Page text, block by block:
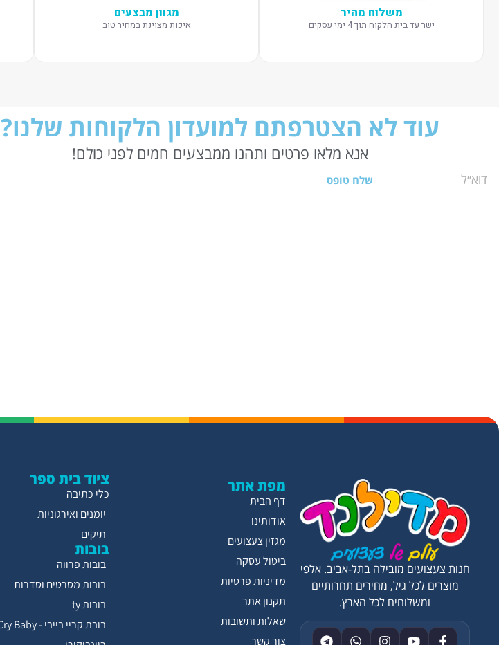
משלוח מהיר
ישר עד בית הלקוח תוך 4 ימי עסקים
מגוון מבצעים
איכות מצוינת במחיר טוב
עוד לא הצטרפתם למועדון הלקוחות שלנו?
אנא מלאו פרטים ותהנו ממבצעים חמים לפני כולם!
שלח טופס
ציוד בית ספר
כלי כתיבה
יומנים ואירגוניות
תיקים
בובות
בובות פרווה
בובות מסרטים וסדרות
בובות ty
בובת קריי בייבי - Cry Baby
מפת אתר
דף הבית
אודותינו
מגזין צעצועים
ביטול עסקה
מדיניות פרטיות
תקנון אתר
שאלות ותשובות
צור קשר
חנות צעצועים מובילה בתל-אביב. אלפי
מוצרים לכל גיל, מחירים תחרותיים
ומשלוחים לכל הארץ.